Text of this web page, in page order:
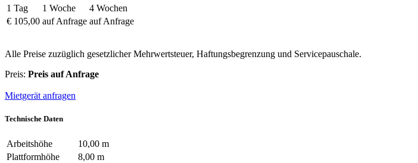
1 Tag 1 Woche
4 Wochen
€ 105,00 auf Anfrage auf Anfrage
Alle Preise zuzüglich gesetzlicher Mehrwertsteuer, Haftungsbegrenzung und Servicepauschale.
Preis: Preis auf Anfrage
Mietgerät anfragen
Technische Daten
Arbeitshöhe
10,00 m
Plattformhöhe
8,00 m